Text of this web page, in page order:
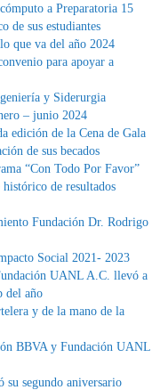
a Preparatoria 15
de sus estudiantes
que va del año 2024
para apoyar a
y Siderurgia
– junio 2024
edición de la Cena de Gala
de sus becados
“Con Todo Por Favor”
de resultados
Fundación Dr. Rodrigo
Social 2021- 2023
UANL A.C. llevó a
del año
y de la mano de la
BBVA y Fundación UANL
segundo aniversario